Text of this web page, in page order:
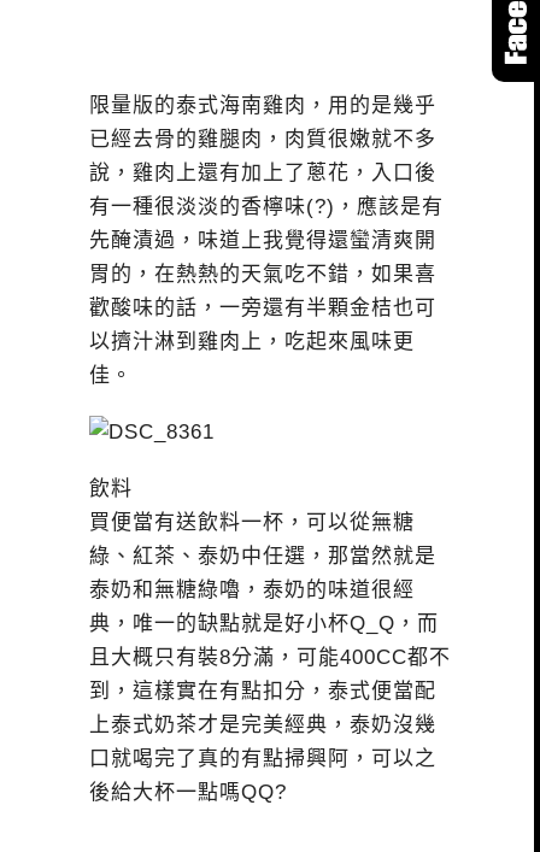
限量版的泰式海南雞肉，用的是幾乎
已經去骨的雞腿肉，肉質很嫩就不多
說，雞肉上還有加上了蔥花，入口後
有一種很淡淡的香檸味(?)，應該是有
先醃漬過，味道上我覺得還蠻清爽開
胃的，在熱熱的天氣吃不錯，如果喜
歡酸味的話，一旁還有半顆金桔也可
以擠汁淋到雞肉上，吃起來風味更
佳。
飲料
買便當有送飲料一杯，可以從無糖
綠、紅茶、泰奶中任選，那當然就是
泰奶和無糖綠嚕，泰奶的味道很經
典，唯一的缺點就是好小杯Q_Q，而
且大概只有裝8分滿，可能400CC都不
到，這樣實在有點扣分，泰式便當配
上泰式奶茶才是完美經典，泰奶沒幾
口就喝完了真的有點掃興阿，可以之
後給大杯一點嗎QQ?